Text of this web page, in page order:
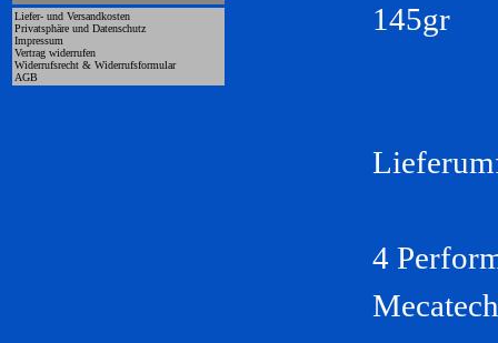
Liefer- und Versandkosten
Privatsphäre und Datenschutz
Impressum
Vertrag widerrufen
Widerrufsrecht & Widerrufsformular
AGB
145gr
4